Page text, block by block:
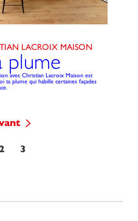
LACROIX MAISON
plume
avec Christian Lacroix Maison est
ta plume qui habille certaines façades
3